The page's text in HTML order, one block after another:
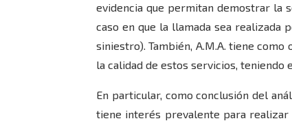
evidencia que permitan demostrar la
caso en que la llamada sea realizada
siniestro). También, A.M.A. tiene
la calidad de estos servicios, teniendo
En particular, como conclusión del
tiene interés prevalente para realizar